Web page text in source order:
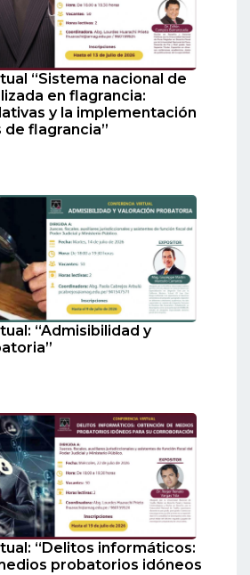
“Sistema nacional de
en flagrancia:
y la implementación
de flagrancia”
“Admisibilidad y
“Delitos informáticos:
probatorios idóneos